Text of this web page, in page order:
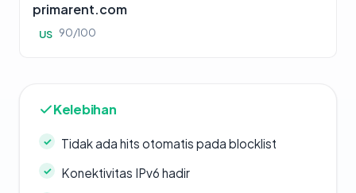
primarent.com
US 90/100
Kelebihan
Tidak ada hits otomatis pada blocklist
Konektivitas IPv6 hadir